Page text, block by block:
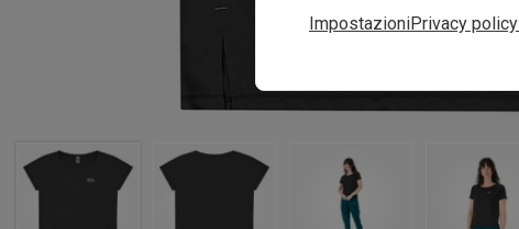
ImpostazioniPrivacy policy